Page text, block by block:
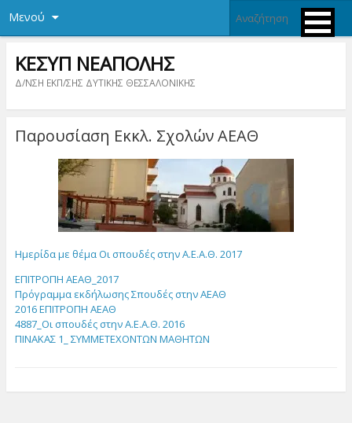
Μενού
ΚΕΣΥΠ ΝΕΑΠΟΛΗΣ
Δ/ΝΣΗ ΕΚΠ/ΣΗΣ ΔΥΤΙΚΗΣ ΘΕΣΣΑΛΟΝΙΚΗΣ
Παρουσίαση Εκκλ. Σχολών ΑΕΑΘ
Ημερίδα με θέμα Οι σπουδές στην Α.Ε.Α.Θ. 2017
ΕΠΙΤΡΟΠΗ AEΑΘ_2017
Πρόγραμμα εκδήλωσης Σπουδές στην ΑΕΑΘ
2016 ΕΠΙΤΡΟΠΗ AEΑΘ
4887_Οι σπουδές στην Α.Ε.Α.Θ. 2016
ΠΙΝΑΚΑΣ 1_ ΣΥΜΜΕΤΕΧΟΝΤΩΝ ΜΑΘΗΤΩΝ